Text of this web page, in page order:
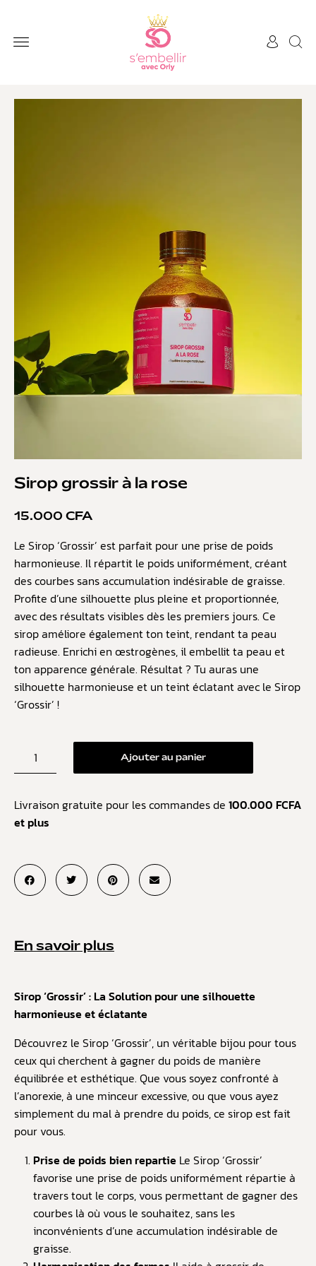
Sirop grossir à la rose
15.000 CFA
Le Sirop ‘Grossir’ est parfait pour une prise de poids
harmonieuse. Il répartit le poids uniformément, créant
des courbes sans accumulation indésirable de graisse.
Profite d’une silhouette plus pleine et proportionnée,
avec des résultats visibles dès les premiers jours. Ce
sirop améliore également ton teint, rendant ta peau
radieuse. Enrichi en œstrogènes, il embellit ta peau et
ton apparence générale. Résultat ? Tu auras une
silhouette harmonieuse et un teint éclatant avec le Sirop
‘Grossir’ !
Ajouter au panier
Livraison gratuite pour les commandes de 100.000 FCFA
et plus
En savoir plus
Sirop ‘Grossir’ : La Solution pour une silhouette
harmonieuse et éclatante
Découvrez le Sirop ‘Grossir’, un véritable bijou pour tous
ceux qui cherchent à gagner du poids de manière
équilibrée et esthétique. Que vous soyez confronté à
l’anorexie, à une minceur excessive, ou que vous ayez
simplement du mal à prendre du poids, ce sirop est fait
pour vous.
Prise de poids bien repartie Le Sirop ‘Grossir’
favorise une prise de poids uniformément répartie à
travers tout le corps, vous permettant de gagner des
courbes là où vous le souhaitez, sans les
inconvénients d’une accumulation indésirable de
graisse.